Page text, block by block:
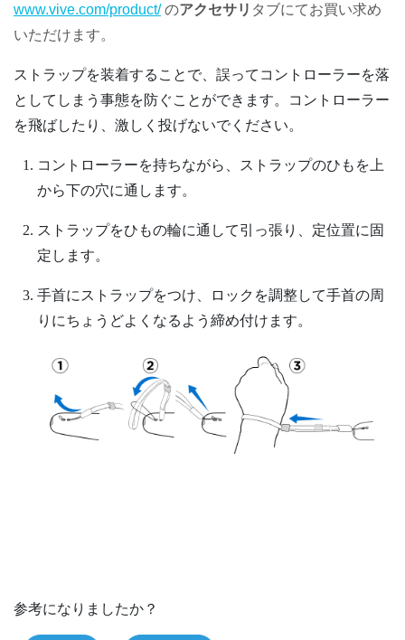
www.vive.com/product/のアクセサリ タブにてお買い求め
いただけます。
ストラップを装着することで、誤ってコントローラーを落
としてしまう事態を防ぐことができます。コントローラー
を飛ばしたり、激しく投げないでください。
コントローラーを持ちながら、ストラップのひもを上
から下の穴に通します。
ストラップをひもの輪に通して引っ張り、定位置に固
定します。
手首にストラップをつけ、ロックを調整して手首の周
りにちょうどよくなるよう締め付けます。
参考になりましたか？